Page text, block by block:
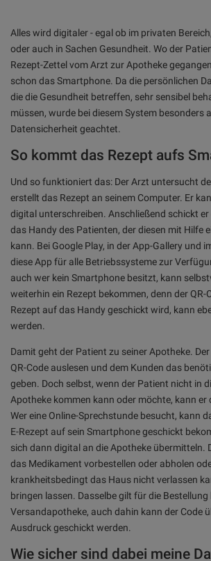
Alles wird digitaler - egal ob im privaten
oder auch in Sachen Gesundheit. Wo der
Rezept-Zettel vom Arzt zur Apotheke
schon das Smartphone. Da die persönlichen
die die Gesundheit betreffen, sehr sensibel
müssen, wurde bei diesem System besonders
Datensicherheit geachtet.
So kommt das Rezept aufs
Und so funktioniert das: Der Arzt untersucht
erstellt das Rezept an seinem Computer. Er
digital unterschreiben. Anschließend schickt er
das Handy des Patienten, der diesen mit Hilfe
kann. Bei Google Play, in der App-Gallery und
diese App für alle Betriebssysteme zur
auch wer kein Smartphone besitzt, kann
weiterhin ein Rezept bekommen, denn der QR-
Rezept auf das Handy geschickt wird, kann
werden.
Damit geht der Patient zu seiner Apotheke.
QR-Code auslesen und dem Kunden das
geben. Doch selbst, wenn der Patient nicht in
Apotheke kommen kann oder möchte, kann er
Wer eine Online-Sprechstunde besucht, kann
E-Rezept auf sein Smartphone geschickt
sich dann digital an die Apotheke übermitteln.
das Medikament vorbestellen oder abholen
krankheitsbedingt das Haus nicht verlassen
bringen lassen. Dasselbe gilt für die Bestellung
Versandapotheke, auch dahin kann der Code
Ausdruck geschickt werden.
Wie sicher sind dabei meine